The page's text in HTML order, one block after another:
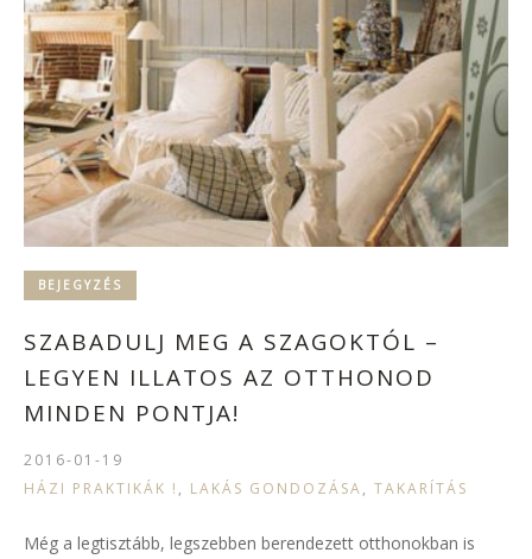
BEJEGYZÉS
SZABADULJ MEG A SZAGOKTÓL –
LEGYEN ILLATOS AZ OTTHONOD
MINDEN PONTJA!
2016-01-19
HÁZI PRAKTIKÁK ! , LAKÁS GONDOZÁSA, TAKARÍTÁS
Még a legtisztább, legszebben berendezett otthonokban is